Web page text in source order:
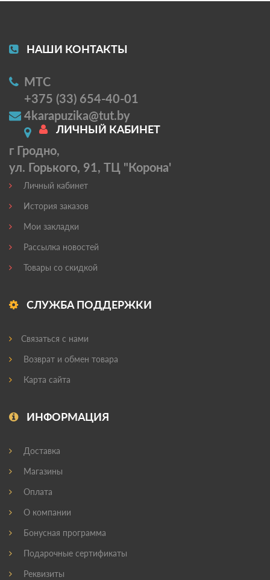
НАШИ КОНТАКТЫ
МТС
+375 (33) 654-40-01
4karapuzika@tut.by
г Гродно,
ул. Горького, 91, ТЦ "Корона'
ЛИЧНЫЙ КАБИНЕТ
Личный кабинет
История заказов
Мои закладки
Рассылка новостей
Товары со скидкой
СЛУЖБА ПОДДЕРЖКИ
Связаться с нами
Возврат и обмен товара
Карта сайта
ИНФОРМАЦИЯ
Доставка
Магазины
Оплата
О компании
Бонусная программа
Подарочные сертификаты
Реквизиты